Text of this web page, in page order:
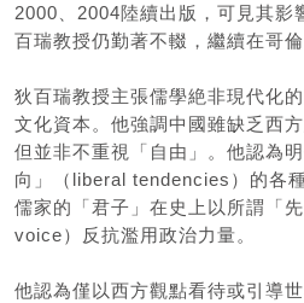
2000、2004陸續出版，可見其影
百瑞教授仍勤著不輟，繼續在哥倫
狄百瑞教授主張儒學絶非現代化
文化資本。他強調中國雖缺乏西
但並非不重視「自由」。他認為
向」（liberal tendencies）的各
儒家的「君子」在史上以所謂「
voice）反抗濫用政治力量。
他認為僅以西方觀點看待或引導